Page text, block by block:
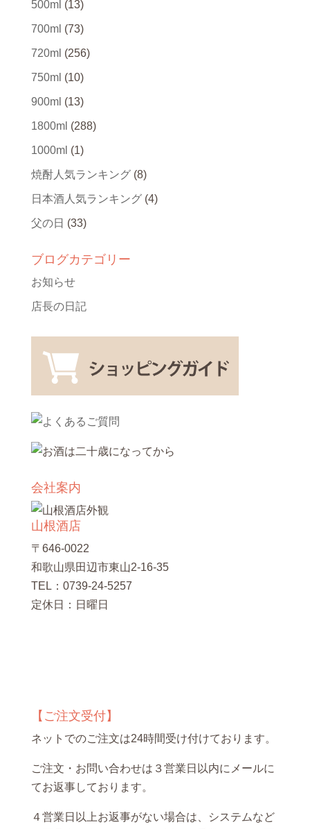
500ml (13)
700ml (73)
720ml (256)
750ml (10)
900ml (13)
1800ml (288)
1000ml (1)
焼酎人気ランキング (8)
日本酒人気ランキング (4)
父の日 (33)
ブログカテゴリー
お知らせ
店長の日記
会社案内
山根酒店
〒646-0022
和歌山県田辺市東山2-16-35
TEL：0739-24-5257
定休日：日曜日
【ご注文受付】
ネットでのご注文は24時間受け付けております。
ご注文・お問い合わせは３営業日以内にメールに
てお返事しております。
４営業日以上お返事がない場合は、システムなど